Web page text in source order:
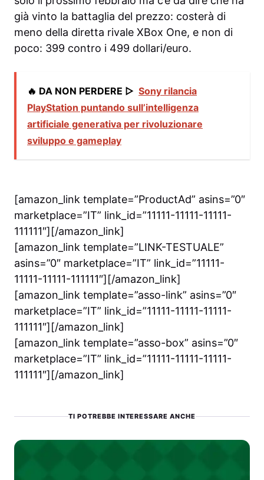
già vinto la battaglia del prezzo: costerà di
meno della diretta rivale XBox One, e non di
poco: 399 contro i 499 dollari/euro.
🔥 DA NON PERDERE ▷ Sony rilancia
PlayStation puntando sull’intelligenza
artificiale generativa per rivoluzionare
sviluppo e gameplay
[amazon_link template=”ProductAd” asins=”0″
marketplace=”IT” link_id=”11111-11111-11111-
111111″][/amazon_link]
[amazon_link template=”LINK-TESTUALE”
asins=”0″ marketplace=”IT” link_id=”11111-
11111-11111-111111″][/amazon_link]
[amazon_link template=”asso-link” asins=”0″
marketplace=”IT” link_id=”11111-11111-11111-
111111″][/amazon_link]
[amazon_link template=”asso-box” asins=”0″
marketplace=”IT” link_id=”11111-11111-11111-
111111″][/amazon_link]
TI POTREBBE INTERESSARE ANCHE